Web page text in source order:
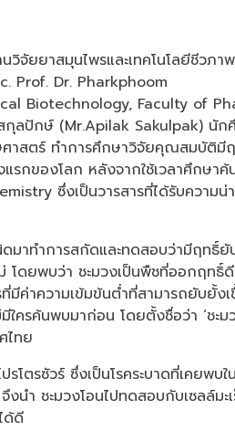
จัยยาสมุนไพรและเทคโนโลยีชีวภา
Prof. Dr. Pharkphoom
Biotechnology, Faculty of
ลปักษ์ (Mr.Apilak Sakulpak) นัก
าสตร์ ทำการศึกษาวิจัยคุณสมบัติมีฤ
แรกของโลก หลังจากใช้เวลาศึกษา
ซึ่งเป็นวารสารที่ได้รับความน่
มาทำการสกัดและทดสอบว่ามีฤทธิ์ยั
โดยพบว่า ชะมวงเป็นพืชที่ออกฤทธิ์
มีค่าความเข้มข้นต่ำที่สามารถยับยั้ง
ครค้นพบมาก่อน โดยตั้งชื่อว่า ‘ชะม
ไทย
ตรซัวร์ ซึ่งเป็นโรคระบาดที่เคยพบใ
นำ ชะมวงโอนไปทดสอบกับเซลล์มะ
ด้ดี